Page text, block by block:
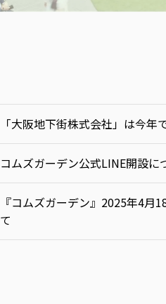
「大阪地下街株式会社」は今年
コムズガーデン公式LINE開設に
『コムズガーデン』2025年4月
て